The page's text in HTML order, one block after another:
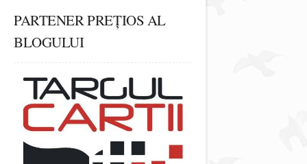
PARTENER PREȚIOS AL
BLOGULUI